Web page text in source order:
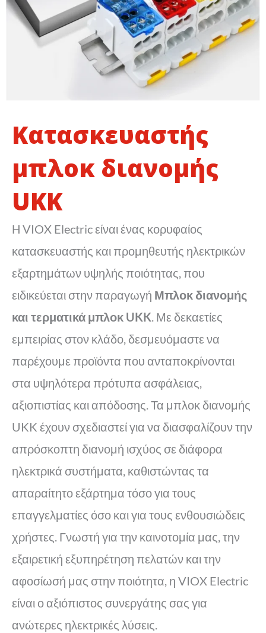
Κατασκευαστής
μπλοκ διανομής
UKK
Η VIOX Electric είναι ένας κορυφαίος
κατασκευαστής και προμηθευτής ηλεκτρικών
εξαρτημάτων υψηλής ποιότητας, που
ειδικεύεται στην παραγωγή Μπλοκ διανομής
και τερματικά μπλοκ UKK. Με δεκαετίες
εμπειρίας στον κλάδο, δεσμευόμαστε να
παρέχουμε προϊόντα που ανταποκρίνονται
στα υψηλότερα πρότυπα ασφάλειας,
αξιοπιστίας και απόδοσης. Τα μπλοκ διανομής
UKK έχουν σχεδιαστεί για να διασφαλίζουν την
απρόσκοπτη διανομή ισχύος σε διάφορα
ηλεκτρικά συστήματα, καθιστώντας τα
απαραίτητο εξάρτημα τόσο για τους
επαγγελματίες όσο και για τους ενθουσιώδεις
χρήστες. Γνωστή για την καινοτομία μας, την
εξαιρετική εξυπηρέτηση πελατών και την
αφοσίωσή μας στην ποιότητα, η VIOX Electric
είναι ο αξιόπιστος συνεργάτης σας για
ανώτερες ηλεκτρικές λύσεις.